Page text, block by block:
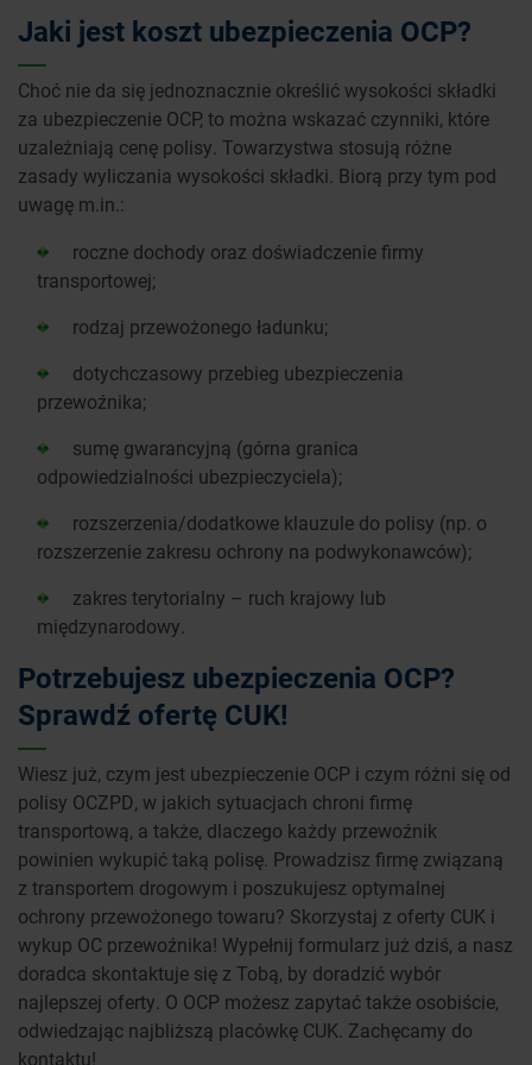
Jaki jest koszt ubezpieczenia OCP?
Choć nie da się jednoznacznie określić wysokości składki
za ubezpieczenie OCP, to można wskazać czynniki, które
uzależniają cenę polisy. Towarzystwa stosują różne
zasady wyliczania wysokości składki. Biorą przy tym pod
uwagę m.in.:
roczne dochody oraz doświadczenie firmy
transportowej;
rodzaj przewożonego ładunku;
dotychczasowy przebieg ubezpieczenia
przewoźnika;
sumę gwarancyjną (górna granica
odpowiedzialności ubezpieczyciela);
rozszerzenia/dodatkowe klauzule do polisy (np. o
rozszerzenie zakresu ochrony na podwykonawców);
zakres terytorialny – ruch krajowy lub
międzynarodowy.
Potrzebujesz ubezpieczenia OCP?
Sprawdź ofertę CUK!
Wiesz już, czym jest ubezpieczenie OCP i czym różni się od
polisy OCZPD, w jakich sytuacjach chroni firmę
transportową, a także, dlaczego każdy przewoźnik
powinien wykupić taką polisę. Prowadzisz firmę związaną
z transportem drogowym i poszukujesz optymalnej
ochrony przewożonego towaru? Skorzystaj z oferty CUK i
wykup OC przewoźnika! Wypełnij formularz już dziś, a nasz
doradca skontaktuje się z Tobą, by doradzić wybór
najlepszej oferty. O OCP możesz zapytać także osobiście,
odwiedzając najbliższą placówkę CUK. Zachęcamy do
kontaktu!